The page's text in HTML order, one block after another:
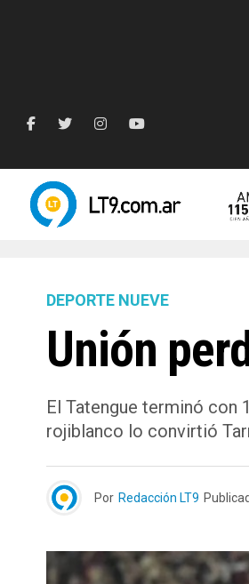
DEPORTE NUEVE
Unión
El Tatengue terminó con
rojiblanco lo convirtió
Por Redacción LT9